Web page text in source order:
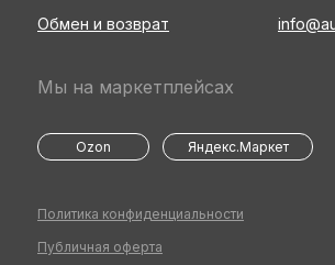
Политика конфиденциальности
Публичная оферта
Обмен и возврат
Мы на маркетплейсах
Ozon Яндекс.Маркет